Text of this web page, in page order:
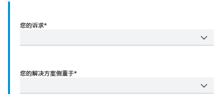
您的诉求*
您的解决方案侧重于*